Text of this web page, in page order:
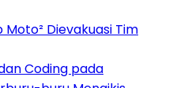
Dievakuasi Tim
Coding pada